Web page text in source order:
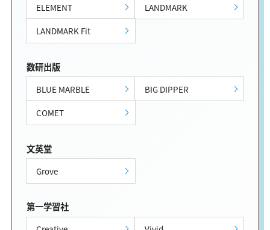
ELEMENT
LANDMARK
LANDMARK Fit
数研出版
BLUE MARBLE
BIG DIPPER
COMET
文英堂
Grove
第一学習社